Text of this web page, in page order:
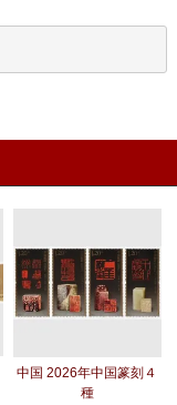
中国 2026年中国篆刻４
種